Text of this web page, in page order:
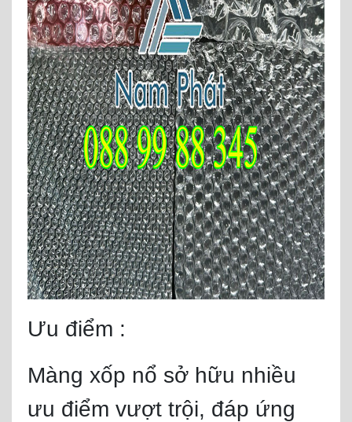
Ưu điểm :
Màng xốp nổ sở hữu nhiều
ưu điểm vượt trội, đáp ứng